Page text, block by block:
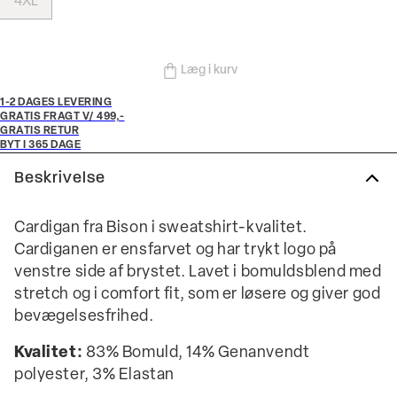
Læg i kurv
1-2 DAGES LEVERING
GRATIS FRAGT V/ 499,-
GRATIS RETUR
BYT I 365 DAGE
Beskrivelse
Cardigan fra Bison i sweatshirt-kvalitet.
Cardiganen er ensfarvet og har trykt logo på
venstre side af brystet. Lavet i bomuldsblend med
stretch og i comfort fit, som er løsere og giver god
bevægelsesfrihed.
Kvalitet: 83% Bomuld, 14% Genanvendt
polyester, 3% Elastan